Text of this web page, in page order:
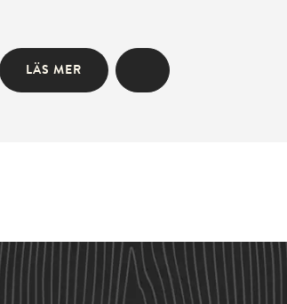
LÄS MER